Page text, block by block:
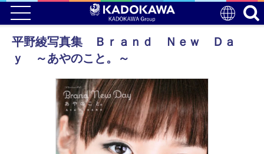
平野綾写真集 Ｂｒａｎｄ Ｎｅｗ Ｄａ
ｙ ～あやのこと。～